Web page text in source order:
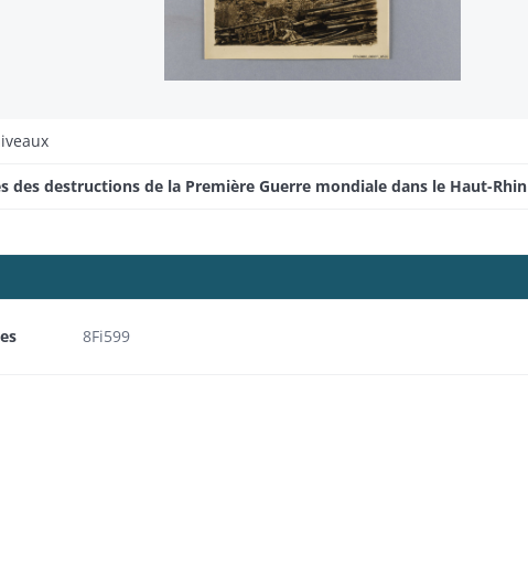
des destructions de la Première Guerre mondiale dans le Haut-Rhin
8Fi599